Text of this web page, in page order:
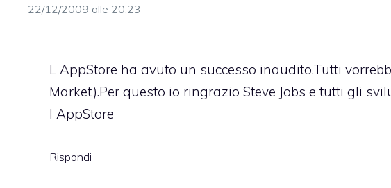
22/12/2009 alle 20:23
L AppStore ha avuto un successo inaudito.Tutti
Market).Per questo io ringrazio Steve Jobs e tutti gli
l AppStore
Rispondi